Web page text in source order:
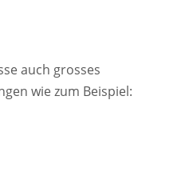
auch grosses
wie zum Beispiel: